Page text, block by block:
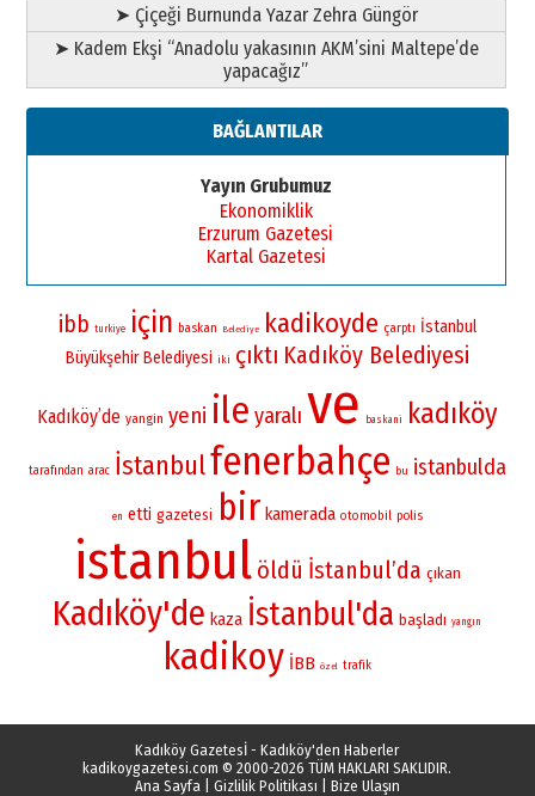
➤ Çiçeği Burnunda Yazar Zehra Güngör
➤ Kadem Ekşi “Anadolu yakasının AKM’sini Maltepe’de
yapacağız”
BAĞLANTILAR
Yayın Grubumuz
Ekonomiklik
Erzurum Gazetesi
Kartal Gazetesi
ibb turkiye için baskan Belediye kadikoyde çarptı İstanbul
Büyükşehir Belediyesi iki çıktı Kadıköy Belediyesi
Kadıköy’de yangin yeni ile yaralı ve baskani kadıköy
tarafından arac İstanbulfenerbahçe bu istanbulda
en etti gazetesi bir kamerada otomobil polis
istanbul öldü İstanbul’da çıkan
Kadıköy'de kaza İstanbul'da başladı yangın
kadikoy İBB özel trafik
Kadıköy Gazetesİ - Kadıköy'den Haberler
kadikoygazetesi.com © 2000-2026 TÜM HAKLARI SAKLIDIR.
Ana Sayfa
Gizlilik Politikası
Bize Ulaşın